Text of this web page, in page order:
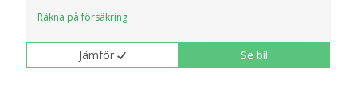
Räkna på försäkring
Jämför Se bil